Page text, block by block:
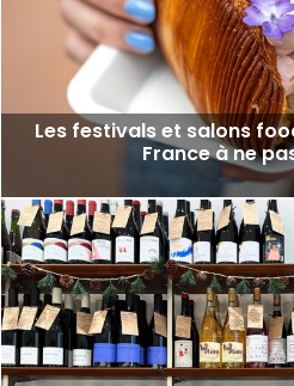
Les festivals et salons
France à ne